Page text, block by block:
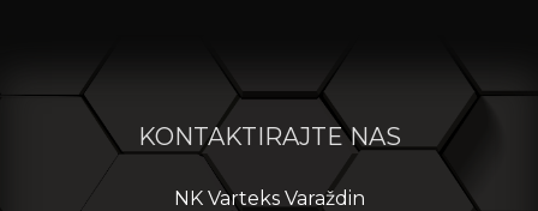
KONTAKTIRAJTE NAS
NK Varteks Varaždin